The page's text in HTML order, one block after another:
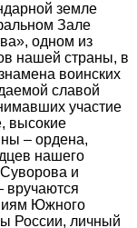
земле
Зале
одном из
нашей страны, в
воинских
славой
участие
высокие
– ордена,
нашего
и
Южного
России, личный